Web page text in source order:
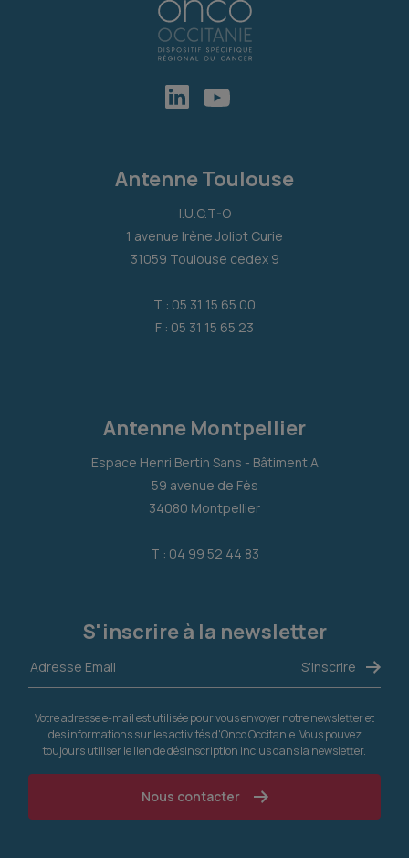
Antenne Toulouse
I.U.C.T-O
1 avenue Irène Joliot Curie
31059 Toulouse cedex 9
T : 05 31 15 65 00
F : 05 31 15 65 23
Antenne Montpellier
Espace Henri Bertin Sans - Bâtiment A
59 avenue de Fès
34080 Montpellier
T : 04 99 52 44 83
S'inscrire à la newsletter
Votre adresse e-mail est utilisée pour vous envoyer notre newsletter et
des informations sur les activités d'Onco Occitanie. Vous pouvez
toujours utiliser le lien de désinscription inclus dans la newsletter.
Nous contacter